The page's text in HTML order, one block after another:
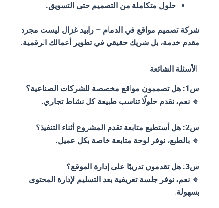
حلول متكاملة من التصميم حتى التسويق.
شركة تصميم مواقع في الدمام – رابيد غزال ليست مجرد
مقدم خدمة، بل شريك حقيقي في تطوير أعمالك الرقمية.
الأسئلة الشائعة
🔹 نعم، نقدم حلولًا تناسب طبيعة كل نشاط تجاري.
🔹 بالطبع، نوفر لوحة متابعة خاصة بكل عميل.
🔹 نعم، نوفر جلسة تعريفية بعد التسليم لإدارة المحتوى
بسهولة.